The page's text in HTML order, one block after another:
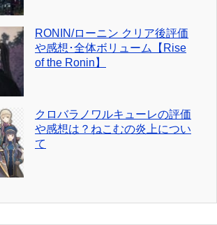
RONIN/ローニン クリア後評価
や感想･全体ボリューム【Rise
of the Ronin】
クロバラノワルキューレの評価
や感想は？ねこむの炎上につい
て